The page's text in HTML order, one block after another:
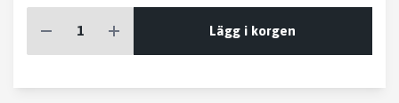
Lägg i korgen